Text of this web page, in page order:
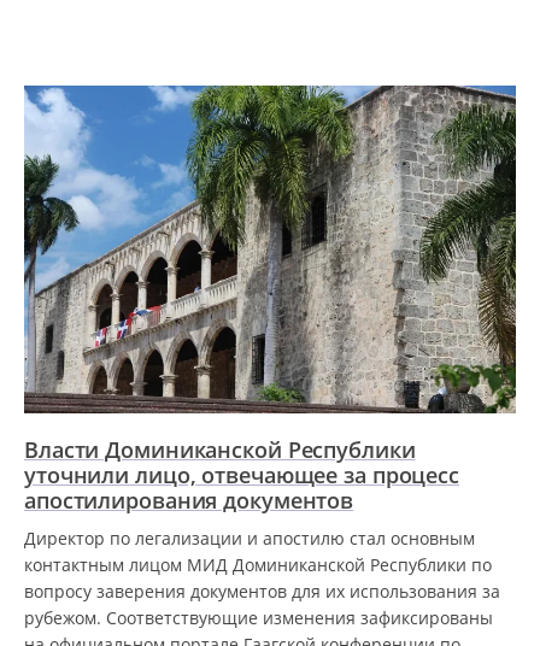
Власти Доминиканской Республики
уточнили лицо, отвечающее за процесс
апостилирования документов
Директор по легализации и апостилю стал основным
контактным лицом МИД Доминиканской Республики по
вопросу заверения документов для их использования за
рубежом. Соответствующие изменения зафиксированы